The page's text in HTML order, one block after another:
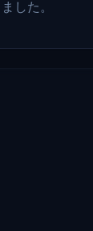
した。